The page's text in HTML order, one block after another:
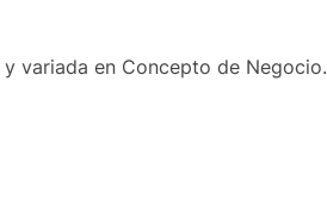
variada en Concepto de Negocio.